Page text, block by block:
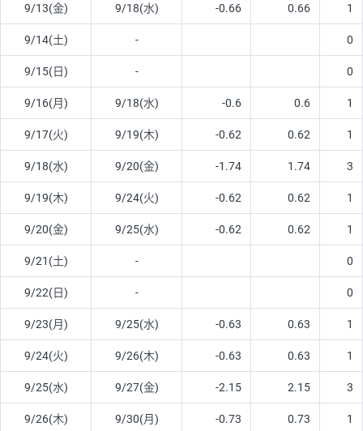
9/13(金) 9/18(水) -0.66 0.66 1
9/14(土) - 0
9/15(日) - 0
9/16(月) 9/18(水) -0.6 0.6 1
9/17(火) 9/19(木) -0.62 0.62 1
9/18(水) 9/20(金) -1.74 1.74 3
9/19(木) 9/24(火) -0.62 0.62 1
9/20(金) 9/25(水) -0.62 0.62 1
9/21(土) - 0
9/22(日) - 0
9/23(月) 9/25(水) -0.63 0.63 1
9/24(火) 9/26(木) -0.63 0.63 1
9/25(水) 9/27(金) -2.15 2.15 3
9/26(木) 9/30(月) -0.73 0.73 1